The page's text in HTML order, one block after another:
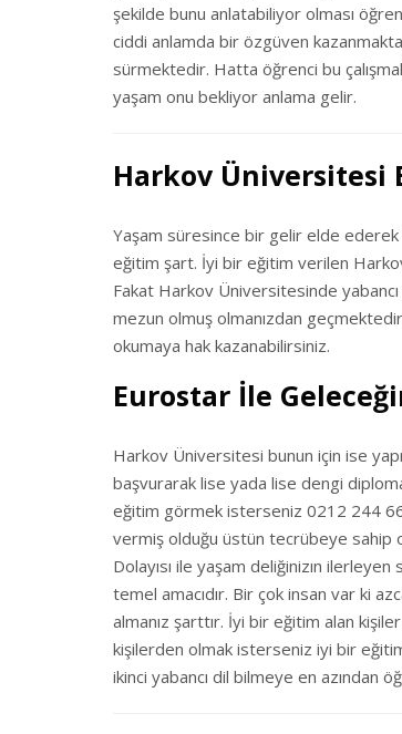
şekilde bunu anlatabiliyor olması
ciddi anlamda bir özgüven kazanmakta
sürmektedir. Hatta öğrenci bu
yaşam onu bekliyor anlama gelir.
Harkov Üniversitesi
Yaşam süresince bir gelir elde ederek
eğitim şart. İyi bir eğitim verilen
Fakat Harkov Üniversitesinde
mezun olmuş olmanızdan
okumaya hak kazanabilirsiniz.
Eurostar İle
Harkov Üniversitesi bunun için ise
başvurarak lise yada lise dengi
eğitim görmek isterseniz 0212 244
vermiş olduğu üstün tecrübeye sahip
Dolayısı ile yaşam deliğinizın
temel amacıdır. Bir çok insan var ki
almanız şarttır. İyi bir eğitim alan
kişilerden olmak isterseniz iyi bir
ikinci yabancı dil bilmeye en azından